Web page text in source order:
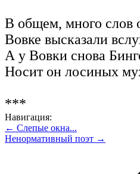
В общем, много слов
Вовке высказали
А у Вовки снова
Носит он лосиных
***
Навигация:
← Слепые окна...
Ненормативный поэт →